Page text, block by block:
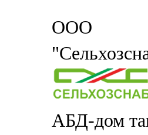
ООО
АБД-дом